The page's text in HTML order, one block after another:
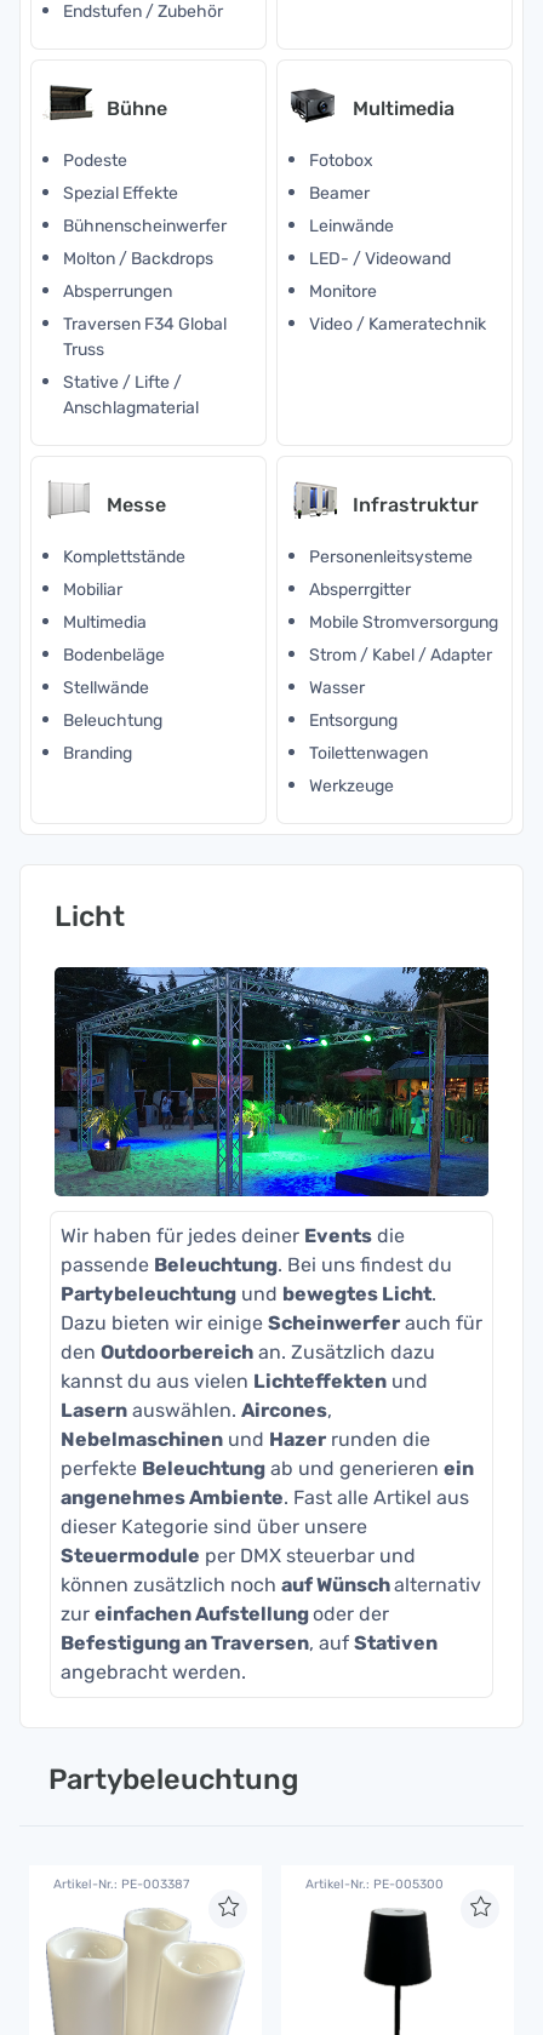
Endstufen / Zubehör
Bühne
Podeste
Spezial Effekte
Bühnenscheinwerfer
Molton / Backdrops
Absperrungen
Traversen F34 Global
Truss
Stative / Lifte /
Anschlagmaterial
Multimedia
Fotobox
Beamer
Leinwände
LED- / Videowand
Monitore
Video / Kameratechnik
Messe
Komplettstände
Mobiliar
Multimedia
Bodenbeläge
Stellwände
Beleuchtung
Branding
Infrastruktur
Personenleitsysteme
Absperrgitter
Mobile Stromversorgung
Strom / Kabel / Adapter
Wasser
Entsorgung
Toilettenwagen
Werkzeuge
Licht
Wir haben für jedes deiner Events die
passende Beleuchtung. Bei uns findest du
Partybeleuchtung und bewegtes Licht.
Dazu bieten wir einige Scheinwerfer auch für
den Outdoorbereich an. Zusätzlich dazu
kannst du aus vielen Lichteffekten und
Lasern auswählen. Aircones,
Nebelmaschinen und Hazer runden die
perfekte Beleuchtung ab und generieren ein
angenehmes Ambiente. Fast alle Artikel aus
dieser Kategorie sind über unsere
Steuermodule per DMX steuerbar und
können zusätzlich noch auf Wünschalternativ
zur einfachen Aufstellungoder der
Befestigung an Traversen, auf Stativen
angebracht werden.
Partybeleuchtung
Artikel-Nr.: PE-003387 Artikel-Nr.: PE-005300